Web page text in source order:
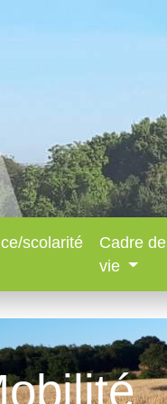
scolarité
Cadre de
vie